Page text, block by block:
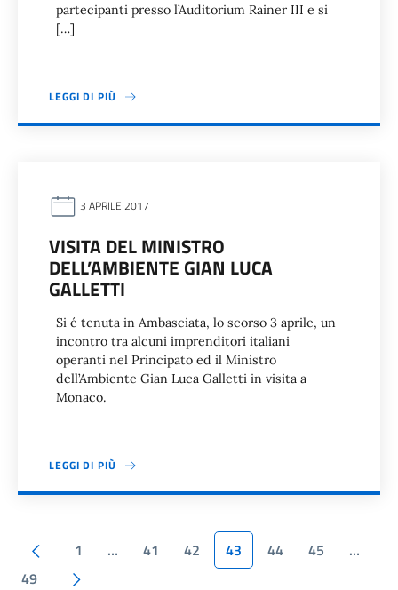
partecipanti presso l’Auditorium Rainer III e si
[…]
LEGGI DI PIÙ
3 APRILE 2017
VISITA DEL MINISTRO
DELL’AMBIENTE GIAN LUCA
GALLETTI
Si é tenuta in Ambasciata, lo scorso 3 aprile, un
incontro tra alcuni imprenditori italiani
operanti nel Principato ed il Ministro
dell’Ambiente Gian Luca Galletti in visita a
Monaco.
LEGGI DI PIÙ
Paginazione
Pagina precedente
1 … 41 42 43 44 45
…
49